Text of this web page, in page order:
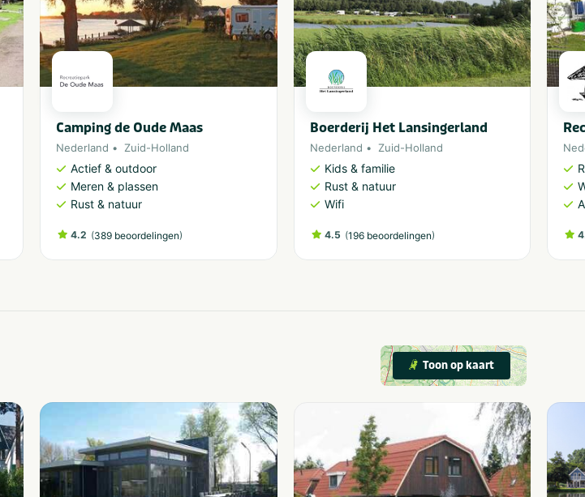
Camping de Oude Maas
Nederland Zuid-Holland
Actief & outdoor
Meren & plassen
Rust & natuur
4.2 (389 beoordelingen)
Boerderij Het Lansingerland
Nederland Zuid-Holland
Kids & familie
Rust & natuur
Wifi
4.5 (196 beoordelingen)
Toon op kaart